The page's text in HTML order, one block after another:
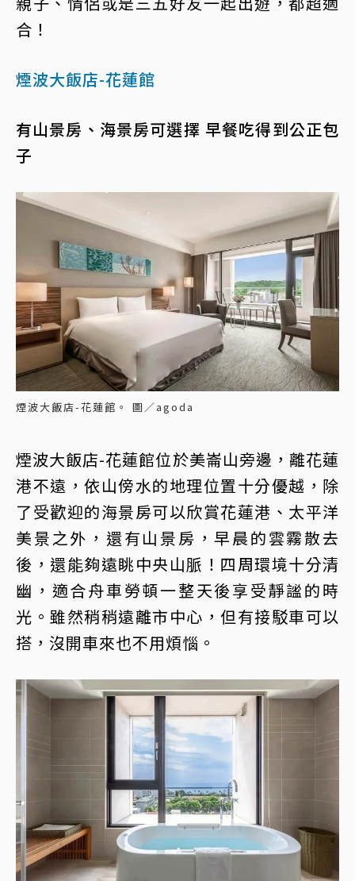
合！
煙波大飯店-花蓮館
有山景房、海景房可選擇 早餐吃得到公正包
子
煙波大飯店-花蓮館。 圖／agoda
煙波大飯店-花蓮館位於美崙山旁邊，離花蓮
港不遠，依山傍水的地理位置十分優越，除
了受歡迎的海景房可以欣賞花蓮港、太平洋
美景之外，還有山景房，早晨的雲霧散去
後，還能夠遠眺中央山脈！四周環境十分清
幽，適合舟車勞頓一整天後享受靜謐的時
光。雖然稍稍遠離市中心，但有接駁車可以
搭，沒開車來也不用煩惱。